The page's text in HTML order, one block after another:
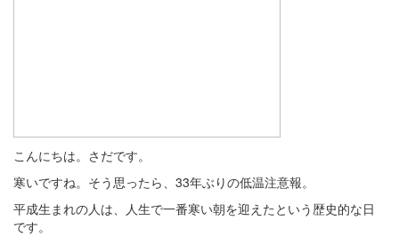
こんにちは。さだです。
寒いですね。そう思ったら、33年ぶりの低温注意報。
平成生まれの人は、人生で一番寒い朝を迎えたという歴史的な日
です。